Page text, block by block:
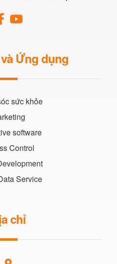
Ứng dụng
sức khỏe
software
Control
Service
chỉ